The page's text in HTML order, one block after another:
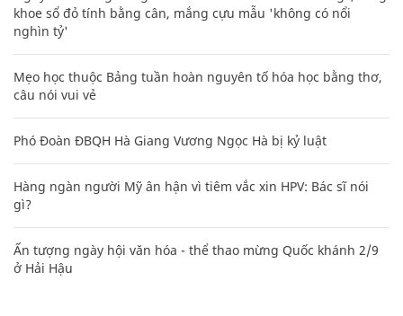
khoe sổ đỏ tính bằng cân, mắng cựu mẫu 'không có nổi
nghìn tỷ'
Mẹo học thuộc Bảng tuần hoàn nguyên tố hóa học bằng thơ,
câu nói vui vẻ
Phó Đoàn ĐBQH Hà Giang Vương Ngọc Hà bị kỷ luật
Hàng ngàn người Mỹ ân hận vì tiêm vắc xin HPV: Bác sĩ nói
gì?
Ấn tượng ngày hội văn hóa - thể thao mừng Quốc khánh 2/9
ở Hải Hậu